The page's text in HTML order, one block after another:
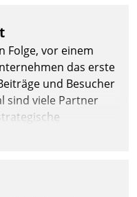
Folge, vor einem
das erste
und Besucher
sind viele Partner